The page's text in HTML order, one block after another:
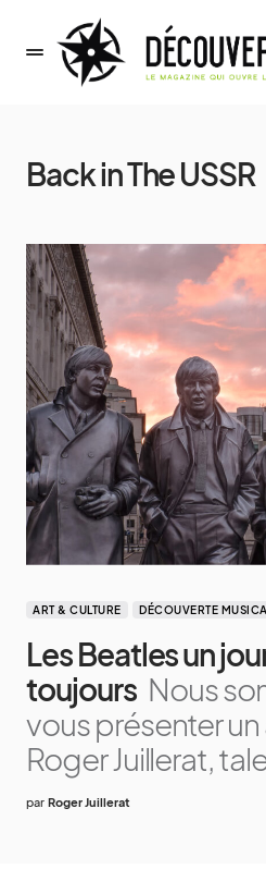
Back in The USSR
ART & CULTURE DÉCOUVERTE
Les Beatles un
toujours Nous
vous présenter
Roger Juillerat,
par Roger Juillerat